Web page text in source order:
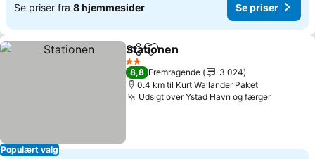
Se priser fra 8 hjemmesider Se priser
Populært valg
Del Føj til favoritter
Stationen
2 Stjerner
8,8 Fremragende
3.024
0.4 km til Kurt Wallander Paket
Udsigt over Ystad Havn og færgerSe